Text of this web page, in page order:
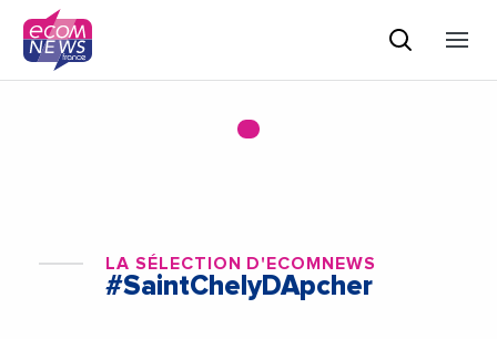
LA SÉLECTION D'ECOMNEWS
#SaintChelyDApcher